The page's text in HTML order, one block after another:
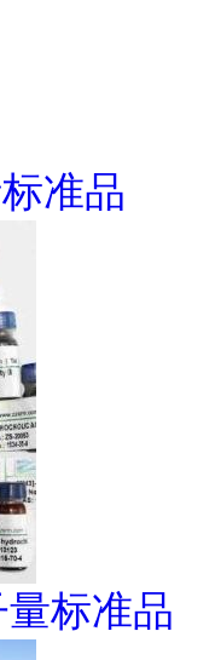
准品
标准品